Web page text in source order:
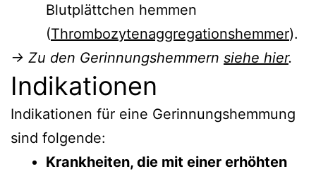
Blutplättchen hemmen
(Thrombozytenaggregationshemmer).
→ Zu den Gerinnungshemmern siehe hier.
Indikationen
Indikationen für eine Gerinnungshemmung
sind folgende:
Krankheiten, die mit einer erhöhten